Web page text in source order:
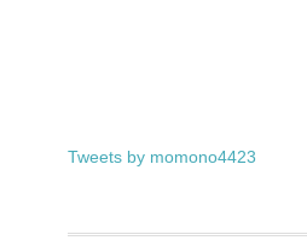
Tweets by momono4423